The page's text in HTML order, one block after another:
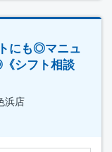
にも◎マニュ
シフト相談
浜店